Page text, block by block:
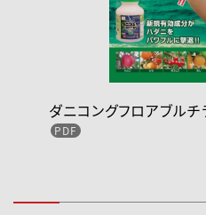
ダニコングフロアブル